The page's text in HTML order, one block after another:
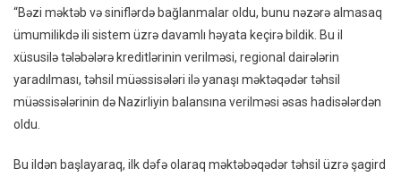
“Bəzi məktəb və siniflərdə bağlanmalar oldu, bunu nəzərə almasaq
ümumilikdə ili sistem üzrə davamlı həyata keçirə bildik. Bu il
xüsusilə tələbələrə kreditlərinin verilməsi, regional dairələrin
yaradılması, təhsil müəssisələri ilə yanaşı məktəqədər təhsil
müəssisələrinin də Nazirliyin balansına verilməsi əsas hadisələrdən
oldu.
Bu ildən başlayaraq, ilk dəfə olaraq məktəbəqədər təhsil üzrə şagird